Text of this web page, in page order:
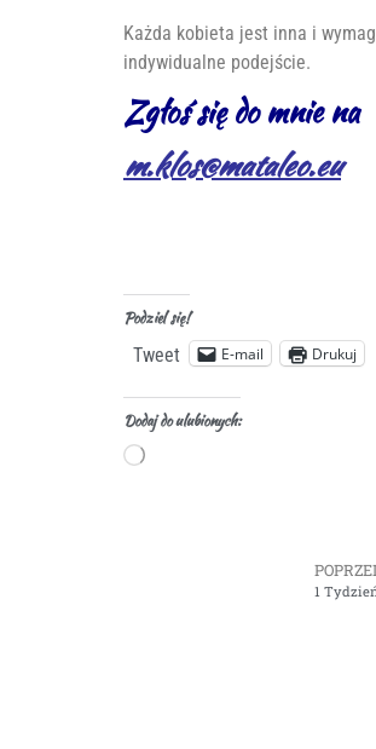
Każda kobieta jest inna i
indywidualne podejście.
Zgłoś się do mnie na
m.klos@mataleo.eu
Podziel się!
Tweet E-mail Drukuj
Dodaj do ulubionych:
1